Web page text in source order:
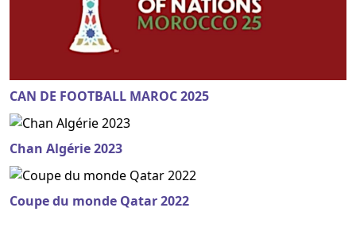
CAN DE FOOTBALL MAROC 2025
Chan Algérie 2023
Coupe du monde Qatar 2022